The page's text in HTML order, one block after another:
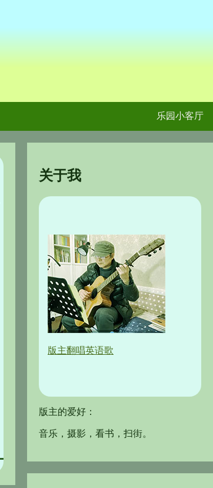
乐园小客厅
关于我
版主翻唱英语歌
版主的爱好：
音乐，摄影，看书，扫街。